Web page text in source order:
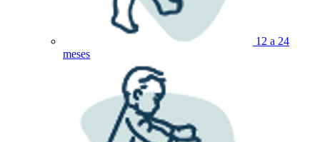
12 a 24
meses